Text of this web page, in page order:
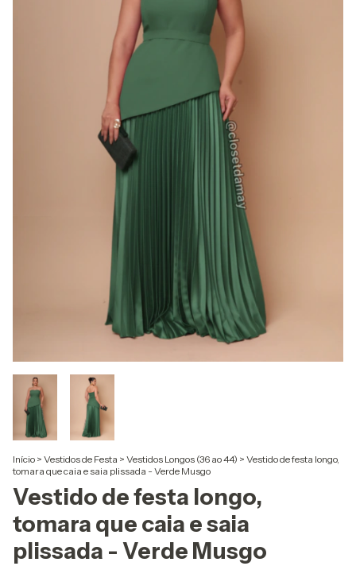
Início > Vestidos de Festa > Vestidos Longos (36 ao 44) > Vestido de festa longo,
tomara que caia e saia plissada - Verde Musgo
Vestido de festa longo,
tomara que caia e saia
plissada - Verde Musgo